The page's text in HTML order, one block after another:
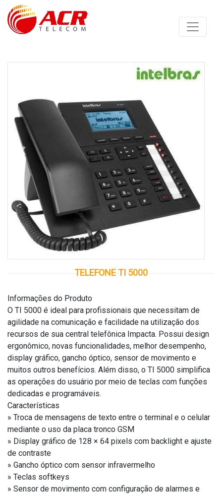
Anterior
TELEFONE TI 5000
Informações do Produto
O TI 5000 é ideal para profissionais que necessitam de
agilidade na comunicação e facilidade na utilização dos
recursos de sua central telefônica Impacta. Possui design
ergonômico, novas funcionalidades, melhor desempenho,
display gráfico, gancho óptico, sensor de movimento e
muitos outros benefícios. Além disso, o TI 5000 simplifica
as operações do usuário por meio de teclas com funções
dedicadas e programáveis.
Características
» Troca de mensagens de texto entre o terminal e o celular
mediante o uso da placa tronco GSM
» Display gráfico de 128 × 64 pixels com backlight e ajuste
de contraste
» Gancho óptico com sensor infravermelho
» Teclas softkeys
» Sensor de movimento com configuração de alarmes e